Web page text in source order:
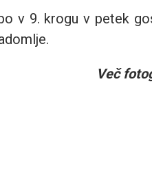
v 9. krogu v petek
Več